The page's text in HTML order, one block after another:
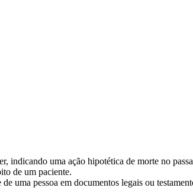
indicando uma ação hipotética de morte no
de um paciente.
uma pessoa em documentos legais ou